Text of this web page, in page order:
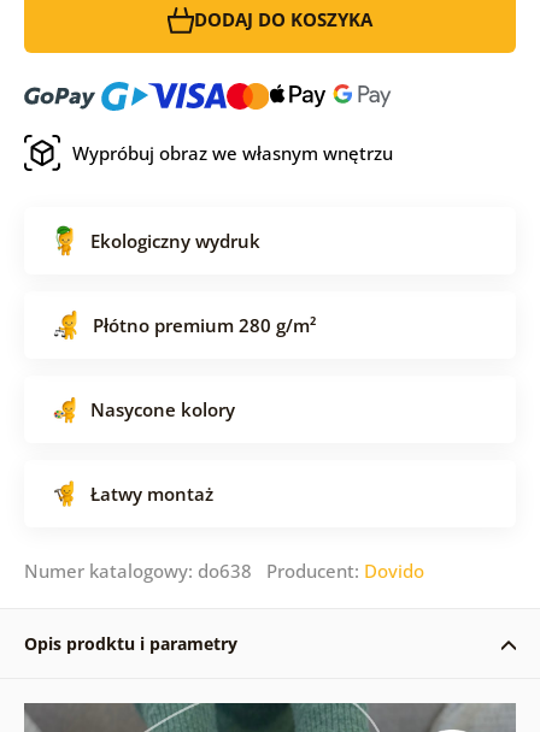
DODAJ DO KOSZYKA
Wypróbuj obraz we własnym wnętrzu
Ekologiczny wydruk
Płótno premium 280 g/m²
Nasycone kolory
Łatwy montaż
Numer katalogowy: do638 Producent: Dovido
Opis prodktu i parametry